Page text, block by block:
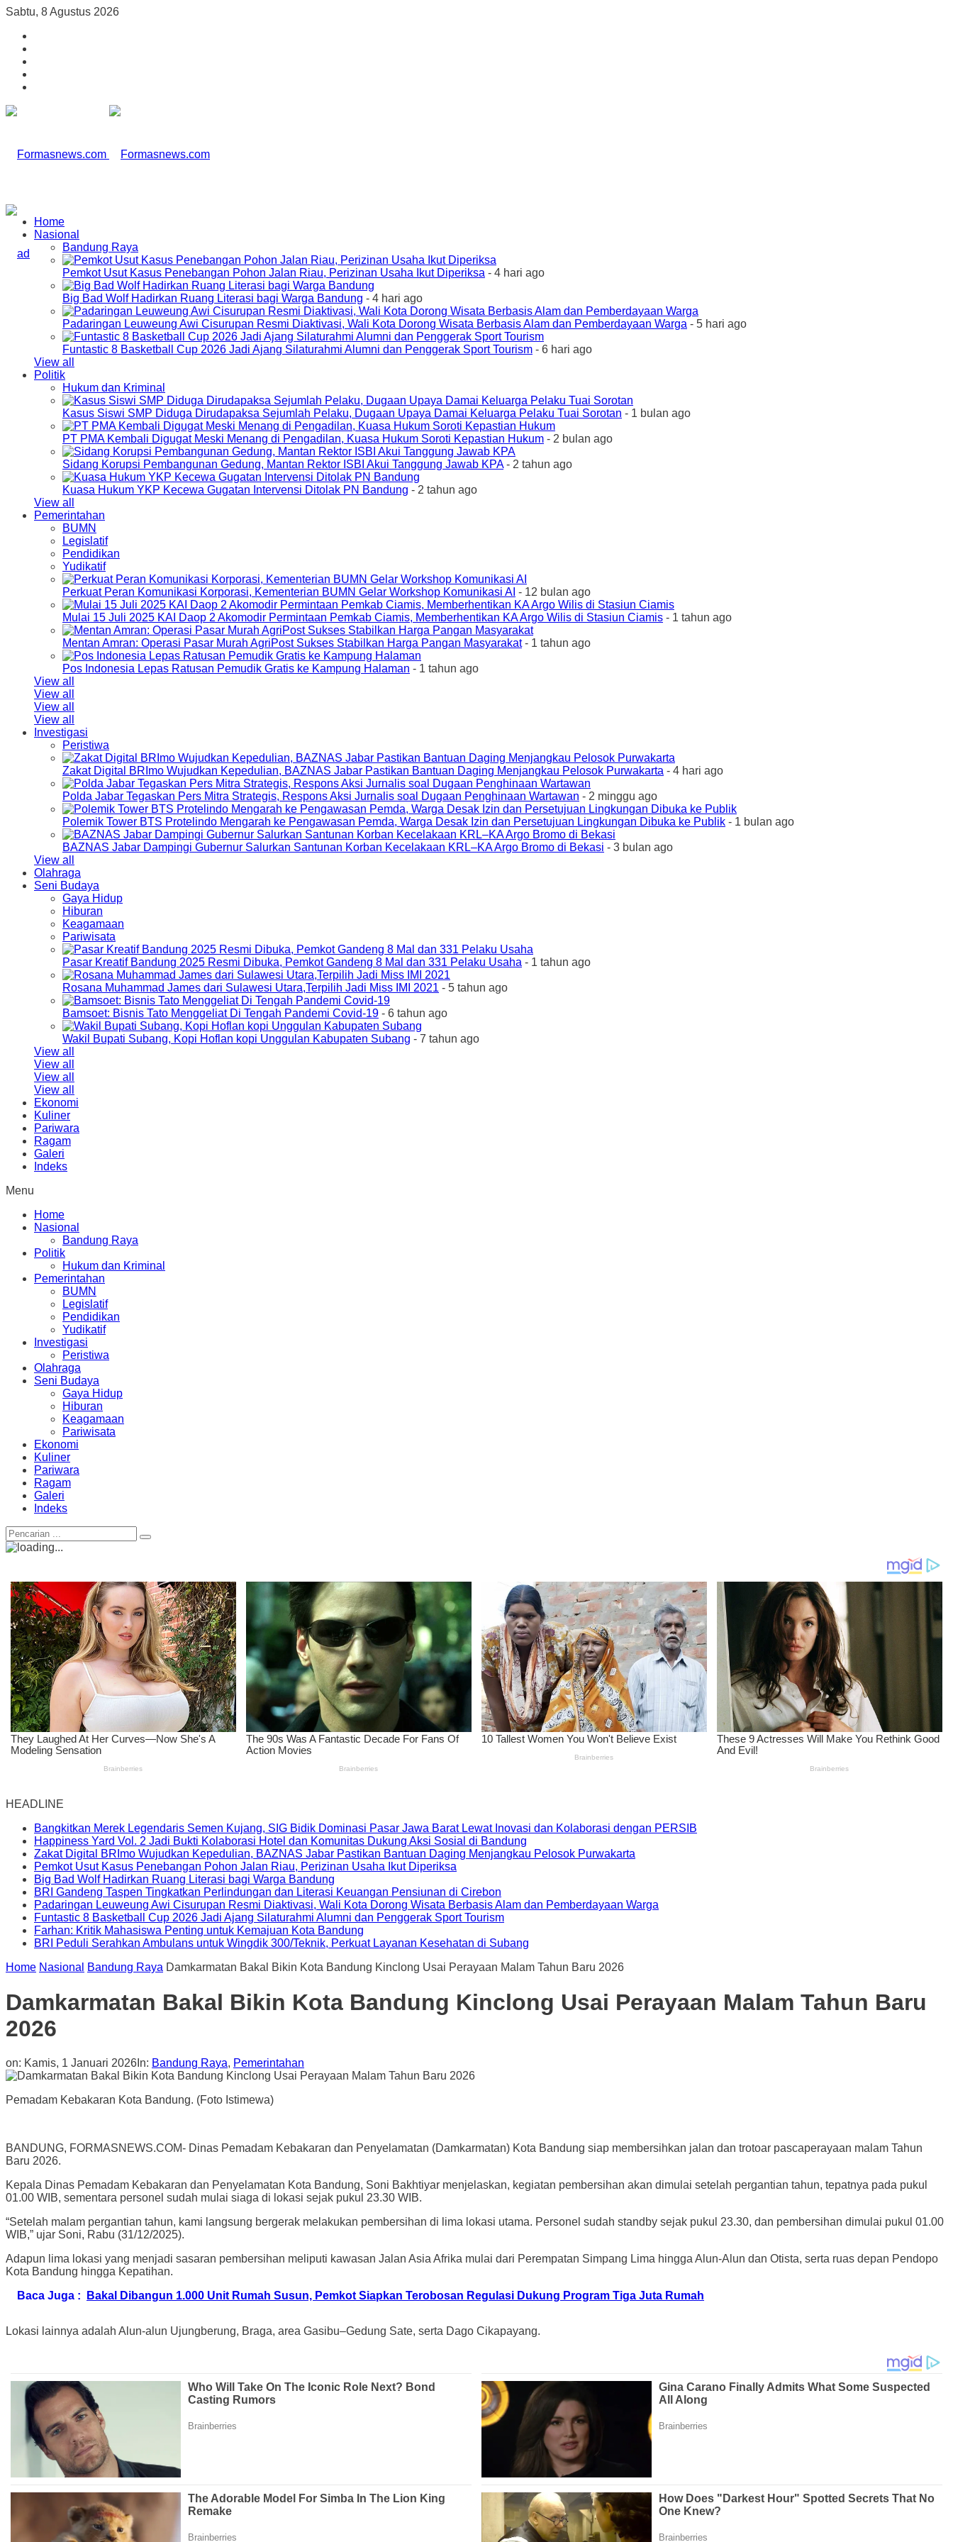
Sabtu, 8 Agustus 2026
Home
Nasional
Bandung Raya
Pemkot Usut Kasus Penebangan Pohon Jalan Riau, Perizinan Usaha Ikut Diperiksa - 4 hari ago
Big Bad Wolf Hadirkan Ruang Literasi bagi Warga Bandung - 4 hari ago
Padaringan Leuweung Awi Cisurupan Resmi Diaktivasi, Wali Kota Dorong Wisata Berbasis Alam dan Pemberdayaan Warga - 5 hari ago
Funtastic 8 Basketball Cup 2026 Jadi Ajang Silaturahmi Alumni dan Penggerak Sport Tourism - 6 hari ago
View all
Politik
Hukum dan Kriminal
Kasus Siswi SMP Diduga Dirudapaksa Sejumlah Pelaku, Dugaan Upaya Damai Keluarga Pelaku Tuai Sorotan - 1 bulan ago
PT PMA Kembali Digugat Meski Menang di Pengadilan, Kuasa Hukum Soroti Kepastian Hukum - 2 bulan ago
Sidang Korupsi Pembangunan Gedung, Mantan Rektor ISBI Akui Tanggung Jawab KPA- 2 tahun ago
Kuasa Hukum YKP Kecewa Gugatan Intervensi Ditolak PN Bandung - 2 tahun ago
View all
Pemerintahan
BUMN
Legislatif
Pendidikan
Yudikatif
Perkuat Peran Komunikasi Korporasi, Kementerian BUMN Gelar Workshop Komunikasi AI - 12 bulan ago
Mulai 15 Juli 2025 KAI Daop 2 Akomodir Permintaan Pemkab Ciamis, Memberhentikan KA Argo Wilis di Stasiun Ciamis - 1 tahun ago
Mentan Amran: Operasi Pasar Murah AgriPost Sukses Stabilkan Harga Pangan Masyarakat- 1 tahun ago
Pos Indonesia Lepas Ratusan Pemudik Gratis ke Kampung Halaman - 1 tahun ago
View all
View all
View all
View all
Investigasi
Peristiwa
Zakat Digital BRImo Wujudkan Kepedulian, BAZNAS Jabar Pastikan Bantuan Daging Menjangkau Pelosok Purwakarta - 4 hari ago
Polda Jabar Tegaskan Pers Mitra Strategis, Respons Aksi Jurnalis soal Dugaan Penghinaan Wartawan - 2 minggu ago
Polemik Tower BTS Protelindo Mengarah ke Pengawasan Pemda, Warga Desak Izin dan Persetujuan Lingkungan Dibuka ke Publik - 1 bulan ago
BAZNAS Jabar Dampingi Gubernur Salurkan Santunan Korban Kecelakaan KRL–KA Argo Bromo di Bekasi - 3 bulan ago
View all
Olahraga
Seni Budaya
Gaya Hidup
Hiburan
Keagamaan
Pariwisata
Pasar Kreatif Bandung 2025 Resmi Dibuka, Pemkot Gandeng 8 Mal dan 331 Pelaku Usaha - 1 tahun ago
Rosana Muhammad James dari Sulawesi Utara,Terpilih Jadi Miss IMI 2021 - 5 tahun ago
Bamsoet: Bisnis Tato Menggeliat Di Tengah Pandemi Covid-19 - 6 tahun ago
Wakil Bupati Subang, Kopi Hoflan kopi Unggulan Kabupaten Subang - 7 tahun ago
View all
View all
View all
View all
Ekonomi
Kuliner
Pariwara
Ragam
Galeri
Indeks
Menu
Home
Nasional
Bandung Raya
Politik
Hukum dan Kriminal
Pemerintahan
BUMN
Legislatif
Pendidikan
Yudikatif
Investigasi
Peristiwa
Olahraga
Seni Budaya
Gaya Hidup
Hiburan
Keagamaan
Pariwisata
Ekonomi
Kuliner
Pariwara
Ragam
Galeri
Indeks
HEADLINE
Bangkitkan Merek Legendaris Semen Kujang, SIG Bidik Dominasi Pasar Jawa Barat Lewat Inovasi dan Kolaborasi dengan PERSIB
Happiness Yard Vol. 2 Jadi Bukti Kolaborasi Hotel dan Komunitas Dukung Aksi Sosial di Bandung
Zakat Digital BRImo Wujudkan Kepedulian, BAZNAS Jabar Pastikan Bantuan Daging Menjangkau Pelosok Purwakarta
Pemkot Usut Kasus Penebangan Pohon Jalan Riau, Perizinan Usaha Ikut Diperiksa
Big Bad Wolf Hadirkan Ruang Literasi bagi Warga Bandung
BRI Gandeng Taspen Tingkatkan Perlindungan dan Literasi Keuangan Pensiunan di Cirebon
Padaringan Leuweung Awi Cisurupan Resmi Diaktivasi, Wali Kota Dorong Wisata Berbasis Alam dan Pemberdayaan Warga
Funtastic 8 Basketball Cup 2026 Jadi Ajang Silaturahmi Alumni dan Penggerak Sport Tourism
Farhan: Kritik Mahasiswa Penting untuk Kemajuan Kota Bandung
BRI Peduli Serahkan Ambulans untuk Wingdik 300/Teknik, Perkuat Layanan Kesehatan di Subang
Home Nasional Bandung Raya Damkarmatan Bakal Bikin Kota Bandung Kinclong Usai Perayaan Malam Tahun Baru 2026
Damkarmatan Bakal Bikin Kota Bandung Kinclong Usai Perayaan Malam Tahun Baru
2026
on: Kamis, 1 Januari 2026 In: Bandung Raya, Pemerintahan
Pemadam Kebakaran Kota Bandung. (Foto Istimewa)
BANDUNG, FORMASNEWS.COM- Dinas Pemadam Kebakaran dan Penyelamatan (Damkarmatan) Kota Bandung siap membersihkan jalan dan trotoar pascaperayaan malam Tahun
Baru 2026.
Kepala Dinas Pemadam Kebakaran dan Penyelamatan Kota Bandung, Soni Bakhtiyar menjelaskan, kegiatan pembersihan akan dimulai setelah pergantian tahun, tepatnya pada pukul
01.00 WIB, sementara personel sudah mulai siaga di lokasi sejak pukul 23.30 WIB.
“Setelah malam pergantian tahun, kami langsung bergerak melakukan pembersihan di lima lokasi utama. Personel sudah standby sejak pukul 23.30, dan pembersihan dimulai pukul 01.00
WIB,” ujar Soni, Rabu (31/12/2025).
Adapun lima lokasi yang menjadi sasaran pembersihan meliputi kawasan Jalan Asia Afrika mulai dari Perempatan Simpang Lima hingga Alun-Alun dan Otista, serta ruas depan Pendopo
Kota Bandung hingga Kepatihan.
Baca Juga :
Bakal Dibangun 1.000 Unit Rumah Susun, Pemkot Siapkan Terobosan Regulasi Dukung Program Tiga Juta Rumah
Lokasi lainnya adalah Alun-alun Ujungberung, Braga, area Gasibu–Gedung Sate, serta Dago Cikapayang.